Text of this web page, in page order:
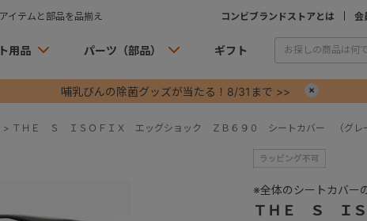
イテムと部品を品揃え コンビブランドストアとは 会
用品 パーツ（部品） ギフト
哺乳びんの除菌グッズが当たる！8/31まで >>
> ＴＨＥ Ｓ ＩＳＯＦＩＸ エッグショック ＺＢ６９０ シートカバー （グレ
※全体のシートカバー
ＴＨＥ Ｓ ＩＳ